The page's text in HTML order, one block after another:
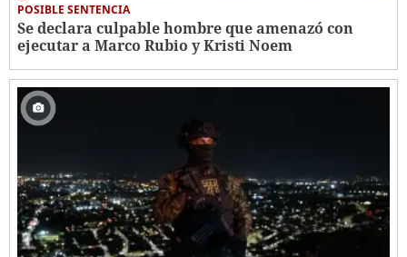
POSIBLE SENTENCIA
Se declara culpable hombre que amenazó con
ejecutar a Marco Rubio y Kristi Noem